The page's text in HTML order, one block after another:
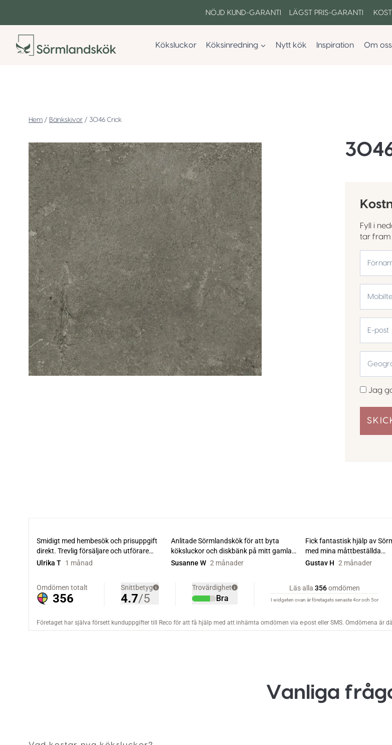
content
NÖJD KUND-GARANTI LÄGST PRIS-GARANTI
Köksluckor Köksinredning Nytt kök Inspiration Om oss
/ Bänkskivor / 3046 Crick
Fyll i
tar fram
Förnamn
post
område
*
Jag
Vanliga